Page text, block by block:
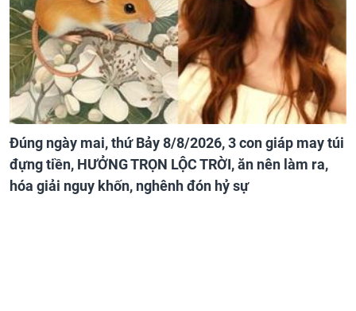
Đúng ngày mai, thứ Bảy 8/8/2026, 3 con giáp may túi
đựng tiền, HƯỞNG TRỌN LỘC TRỜI, ăn nên làm ra,
hóa giải nguy khốn, nghênh đón hỷ sự